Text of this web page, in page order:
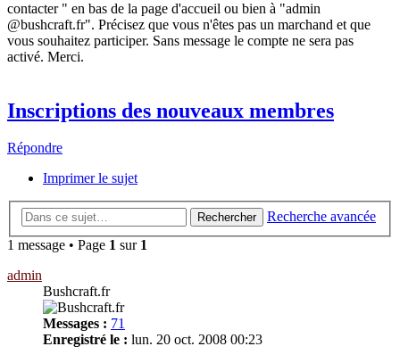
contacter " en bas de la page d'accueil ou bien à "admin
@bushcraft.fr". Précisez que vous n'êtes pas un marchand et que
vous souhaitez participer. Sans message le compte ne sera pas
activé. Merci.
Inscriptions des nouveaux membres
Répondre
Imprimer le sujet
Rechercher
Recherche avancée
1 message • Page 1 sur 1
admin
Bushcraft.fr
Messages : 71
Enregistré le : lun. 20 oct. 2008 00:23